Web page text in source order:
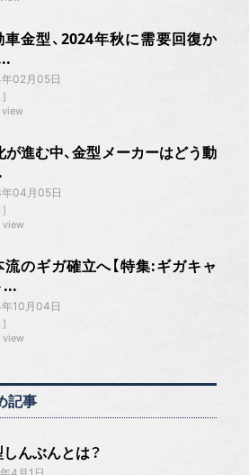
車金型、2024年秋に需要回復か
02月05日
が進む中、金型メーカーはどう動
04月05日
view
流のギガ確立へ【特集:ギガキャ
...
10月04日
view
記事
んぶんとは？